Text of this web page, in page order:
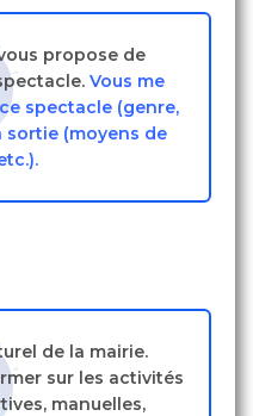
propose de
Vous me
spectacle (genre,
sortie (moyens de
de la mairie.
sur les activités
manuelles,